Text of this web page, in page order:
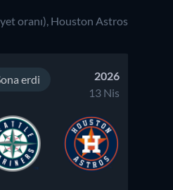
oranı), Houston Astros
erdi
2026
13 Nis